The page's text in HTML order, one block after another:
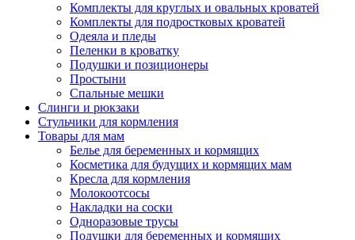
Комплекты для круглых и овальных кроватей
Комплекты для подростковых кроватей
Одеяла и пледы
Пеленки в кроватку
Подушки и позиционеры
Простыни
Спальные мешки
Слинги и рюкзаки
Стульчики для кормления
Товары для мам
Белье для беременных и кормящих
Косметика для будущих и кормящих мам
Кресла для кормления
Молокоотсосы
Накладки на соски
Одноразовые трусы
Подушки для беременных и кормящих